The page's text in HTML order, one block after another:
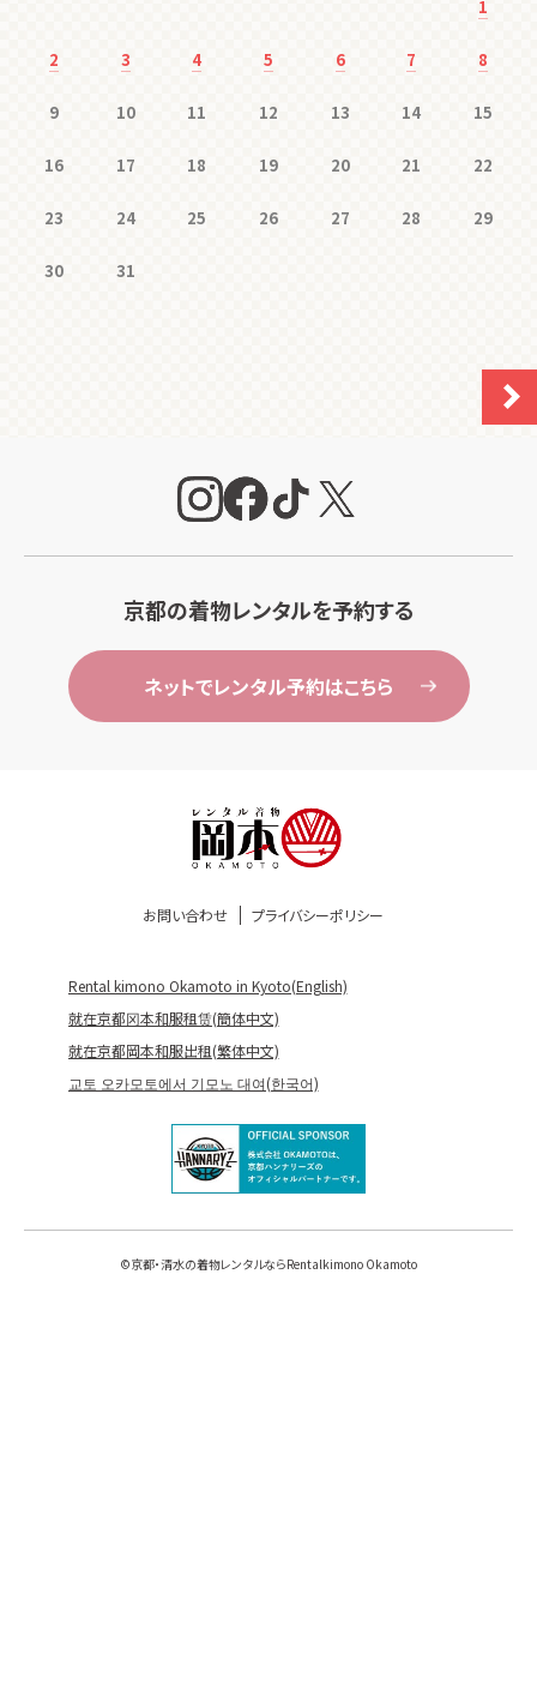
1
2 3 4 5 6 7 8
9 10 11 12 13 14 15
16 17 18 19 20 21 22
23 24 25 26 27 28 29
30 31
京都の着物レンタルを予約する
ネットでレンタル予約はこちら
お問い合わせ プライバシーポリシー
Rental kimono Okamoto in Kyoto(English)
就在京都冈本和服租赁(簡体中文)
就在京都岡本和服出租(繁体中文)
교토 오카모토에서 기모노 대여(한국어)
©京都・清水の着物レンタルならRentalkimono Okamoto